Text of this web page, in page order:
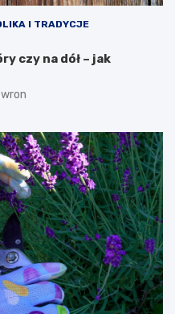
I TRADYCJE
czy na dół – jak